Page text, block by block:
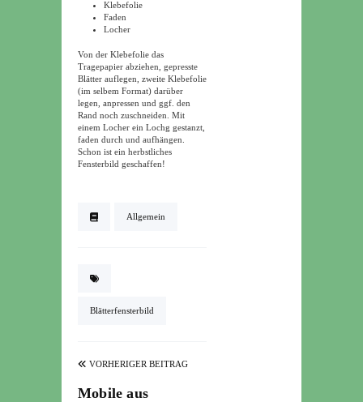
Klebefolie
Faden
Locher
Von der Klebefolie das
Tragepapier abziehen, gepresste
Blätter auflegen, zweite Klebefolie
(im selbem Format) darüber
legen, anpressen und ggf. den
Rand noch zuschneiden. Mit
einem Locher ein Lochg gestanzt,
faden durch und aufhängen.
Schon ist ein herbstliches
Fensterbild geschaffen!
Allgemein
Blätterfensterbild
VORHERIGER BEITRAG
Mobile aus